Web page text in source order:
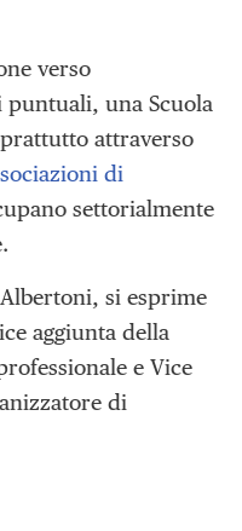
verso
una Scuola
attraverso
di
settorialmente
si esprime
aggiunta della
e Vice
di